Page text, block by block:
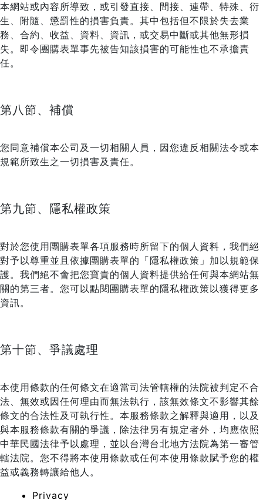
本網站或內容所導致，或引發直接、間接、連帶、特殊、衍
生、附隨、懲罰性的損害負責。其中包括但不限於失去業
務、合約、收益、資料、資訊，或交易中斷或其他無形損
失。即令團購表單事先被告知該損害的可能性也不承擔責
任。
第八節、補償
您同意補償本公司及一切相關人員，因您違反相關法令或本
規範所致生之一切損害及責任。
第九節、隱私權政策
對於您使用團購表單各項服務時所留下的個人資料，我們絕
對予以尊重並且依據團購表單的「隱私權政策」加以規範保
護。我們絕不會把您寶貴的個人資料提供給任何與本網站無
關的第三者。您可以點閱團購表單的隱私權政策以獲得更多
資訊。
第十節、爭議處理
本使用條款的任何條文在適當司法管轄權的法院被判定不合
法、無效或因任何理由而無法執行，該無效條文不影響其餘
條文的合法性及可執行性。本服務條款之解釋與適用，以及
與本服務條款有關的爭議，除法律另有規定者外，均應依照
中華民國法律予以處理，並以台灣台北地方法院為第一審管
轄法院。您不得將本使用條款或任何本使用條款賦予您的權
益或義務轉讓給他人。
Privacy